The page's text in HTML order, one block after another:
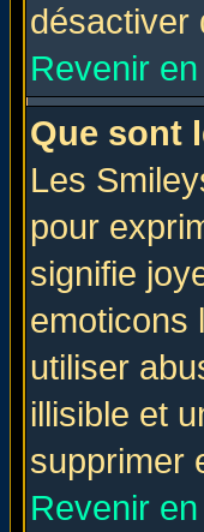
désactiver
Revenir
Que sont
Les
pour
signifie
emoticons
utiliser
illisible et
supprimer
Revenir